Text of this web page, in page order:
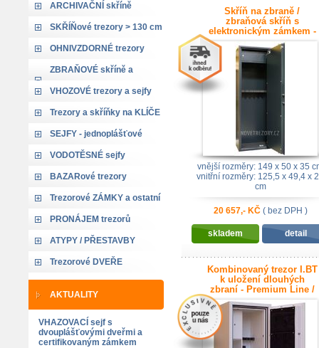
ARCHIVAČNÍ skříně
SKŘÍŇové trezory > 130 cm
OHNIVZDORNÉ trezory
ZBRAŇOVÉ skříně a
trezory
VHOZOVÉ trezory a sejfy
Trezory a skříňky na KLÍČE
SEJFY - jednoplášťové
VODOTĚSNÉ sejfy
BAZARové trezory
Trezorové ZÁMKY a ostatní
PRONÁJEM trezorů
ATYPY / PŘESTAVBY
Trezorové DVEŘE
AKTUALITY
VHAZOVACÍ sejf s
dvouplášťovými dveřmi a
certifikovaným zámkem
Skříň na zbraně /
zbraňová skříň s
elektronickým zámkem -
TZ 2 AX / na 7 dlouhých
vnější rozměry: 149 x 50 x 35
vnitřní rozměry: 125,5 x 49,4 x
cm
bezp. třída: 15RU + zámek
EN1300
20 657,- KČ( bez DPH )
skladem detail
Kombinovaný trezor I.BT
k uložení dlouhých
zbraní - Premium Line /
F60.CLI.150 / GUN - 420kg